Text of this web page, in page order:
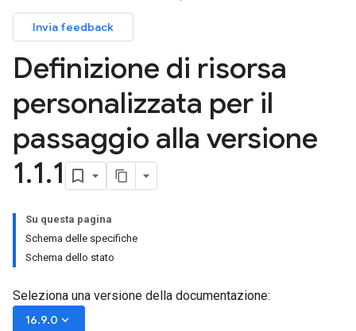
Invia feedback
Definizione di risorsa
personalizzata per il
passaggio alla versione
1.1.1
Su questa pagina
Schema delle specifiche
Schema dello stato
Seleziona una versione della documentazione:
16.9.0 keyboard_arrow_down